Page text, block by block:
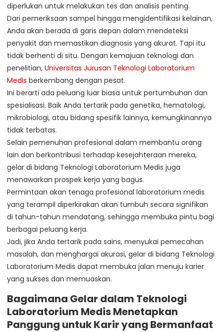
diperlukan untuk melakukan tes dan analisis penting.
Dari pemeriksaan sampel hingga mengidentifikasi kelainan,
Anda akan berada di garis depan dalam mendeteksi
penyakit dan memastikan diagnosis yang akurat. Tapi itu
tidak berhenti di situ. Dengan kemajuan teknologi dan
penelitian, Universitas Jurusan Teknologi Laboratorium
Medis berkembang dengan pesat.
Ini berarti ada peluang luar biasa untuk pertumbuhan dan
spesialisasi. Baik Anda tertarik pada genetika, hematologi,
mikrobiologi, atau bidang spesifik lainnya, kemungkinannya
tidak terbatas.
Selain pemenuhan profesional dalam membantu orang
lain dan berkontribusi terhadap kesejahteraan mereka,
gelar di bidang Teknologi Laboratorium Medis juga
menawarkan prospek kerja yang bagus.
Permintaan akan tenaga profesional laboratorium medis
yang terampil diperkirakan akan tumbuh secara signifikan
di tahun-tahun mendatang, sehingga membuka pintu bagi
berbagai peluang kerja.
Jadi, jika Anda tertarik pada sains, menyukai pemecahan
masalah, dan menghargai akurasi, gelar di bidang Teknologi
Laboratorium Medis dapat membuka jalan menuju karier
yang sukses dan memuaskan.
Bagaimana Gelar dalam Teknologi
Laboratorium Medis Menetapkan
Panggung untuk Karir yang Bermanfaat